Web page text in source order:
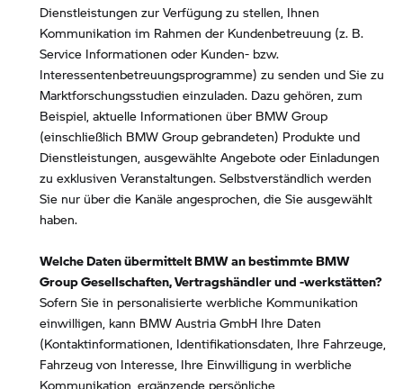
Dienstleistungen zur Verfügung zu stellen, Ihnen
Kommunikation im Rahmen der Kundenbetreuung (z. B.
Service Informationen oder Kunden- bzw.
Interessentenbetreuungsprogramme) zu senden und Sie zu
Marktforschungsstudien einzuladen. Dazu gehören, zum
Beispiel, aktuelle Informationen über BMW Group
(einschließlich BMW Group gebrandeten) Produkte und
Dienstleistungen, ausgewählte Angebote oder Einladungen
zu exklusiven Veranstaltungen. Selbstverständlich werden
Sie nur über die Kanäle angesprochen, die Sie ausgewählt
haben.
Welche Daten übermittelt BMW an bestimmte BMW
Group Gesellschaften, Vertragshändler und -werkstätten?
Sofern Sie in personalisierte werbliche Kommunikation
einwilligen, kann BMW Austria GmbH Ihre Daten
(Kontaktinformationen, Identifikationsdaten, Ihre Fahrzeuge,
Fahrzeug von Interesse, Ihre Einwilligung in werbliche
Kommunikation, ergänzende persönliche